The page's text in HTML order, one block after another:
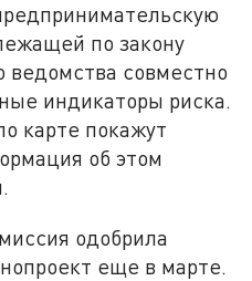
по закону
ведомства совместно
индикаторы риска.
карте покажут
об этом
одобрила
еще в марте.